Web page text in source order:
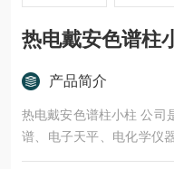
热电戴安色谱柱
产品简介
热电戴安色谱柱小柱 公司
谱、电子天平、电化学仪
备及色谱柱、试剂、标准